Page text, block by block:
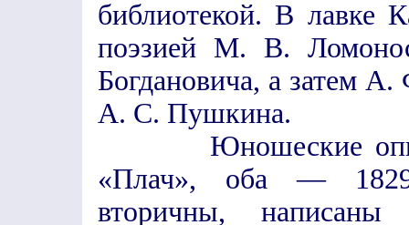
библиотекой. В лавке
поэзией М. В.
Богдановича, а затем
А. С. Пушкина.
Юношеские опыты
«Плач», оба —
вторичны,